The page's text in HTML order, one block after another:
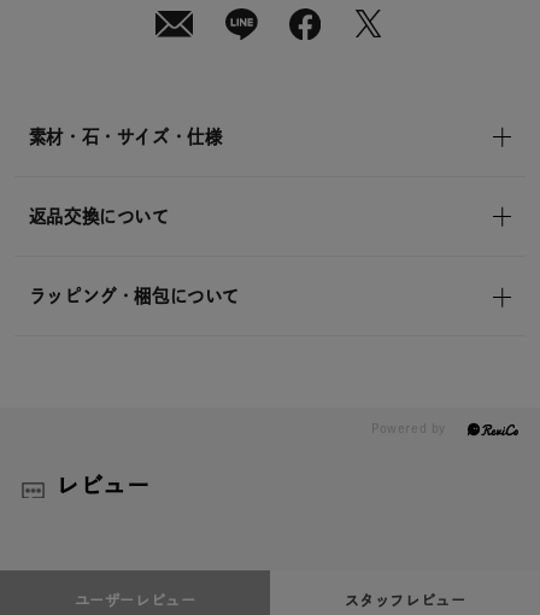
素材・石・サイズ・仕様
返品交換について
ラッピング・梱包について
レビュー
ユーザーレビュー スタッフレビュー